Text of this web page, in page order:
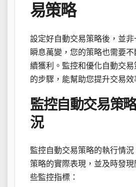
易策略
設定好自動交易策略後，並
瞬息萬變，您的策略也需要
續獲利。監控和優化自動交
的步驟，能幫助您提升交易效
監控自動交易策
況
監控自動交易策略的執行情
策略的實際表現，並及時發
些監控指標：